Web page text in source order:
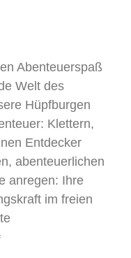
Abenteuerspaß
Welt des
Hüpfburgen
Klettern,
Entdecker
abenteuerlichen
anregen: Ihre
im freien